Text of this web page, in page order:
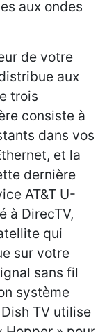
aux ondes
de votre
aux
trois
consiste à
dans vos
et la
dernière
AT&T U-
à DirecTV,
qui
sur votre
sans fil
système
TV utilise